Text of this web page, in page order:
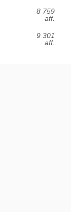
8 759
aff.
9 301
aff.